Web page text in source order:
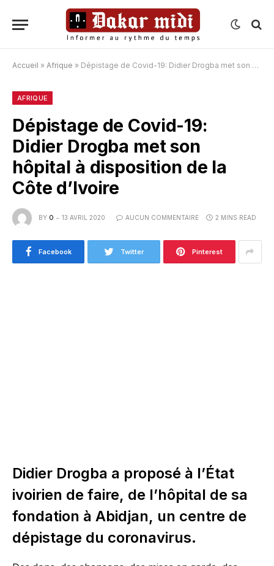
Accueil » Afrique » Dépistage de Covid-19: Didier Drogba met son hôpital à disposition de la Côte d’Ivoire
AFRIQUE
Dépistage de Covid-19:
Didier Drogba met son
hôpital à disposition de la
Côte d’Ivoire
BY O 13 AVRIL 2020 AUCUN COMMENTAIRE 2 MINS READ
Facebook Twitter Pinterest
Didier Drogba a proposé à l’État
ivoirien de faire, de l’hôpital de sa
fondation à Abidjan, un centre de
dépistage du coronavirus.